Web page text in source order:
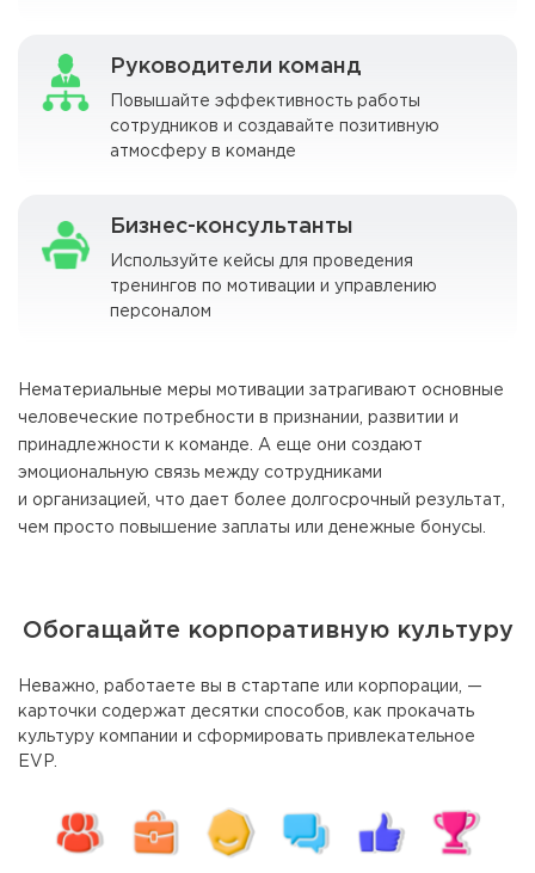
Руководители команд
Повышайте эффективность работы
сотрудников и создавайте позитивную
атмосферу в команде
Бизнес-консультанты
Используйте кейсы для проведения
тренингов по мотивации и управлению
персоналом
Нематериальные меры мотивации затрагивают основные
человеческие потребности в признании, развитии и
принадлежности к команде. А еще они создают
эмоциональную связь между сотрудниками
и организацией, что дает более долгосрочный результат,
чем просто повышение заплаты или денежные бонусы.
Обогащайте корпоративную культуру
Неважно, работаете вы в стартапе или корпорации, —
карточки содержат десятки способов, как прокачать
культуру компании и сформировать привлекательное
EVP.